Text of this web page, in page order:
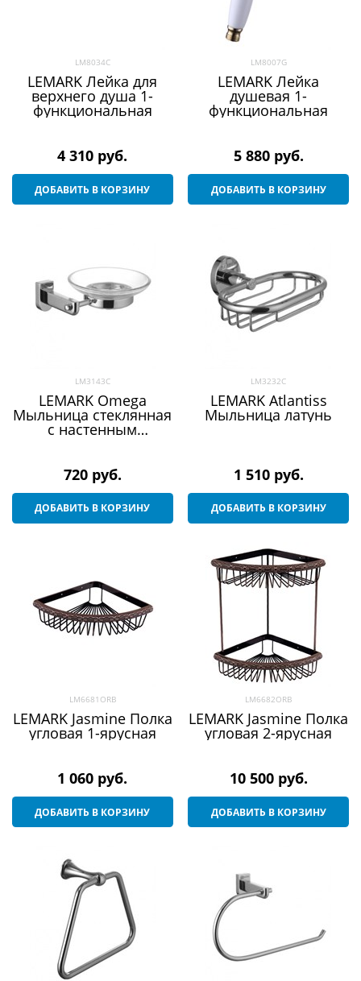
LM8034C
LEMARK Лейка для
верхнего душа 1-
функциональная
4 310 руб.
ДОБАВИТЬ В КОРЗИНУ
LM8007G
LEMARK Лейка
душевая 1-
функциональная
5 880 руб.
ДОБАВИТЬ В КОРЗИНУ
LM3143C
LEMARK Omega
Мыльница стеклянная
с настенным
720 руб.
ДОБАВИТЬ В КОРЗИНУ
LM3232C
LEMARK Atlantiss
Мыльница латунь
1 510 руб.
ДОБАВИТЬ В КОРЗИНУ
LM6681ORB
LEMARK Jasmine Полка
угловая 1-ярусная
1 060 руб.
ДОБАВИТЬ В КОРЗИНУ
LM6682ORB
LEMARK Jasmine Полка
угловая 2-ярусная
10 500 руб.
ДОБАВИТЬ В КОРЗИНУ